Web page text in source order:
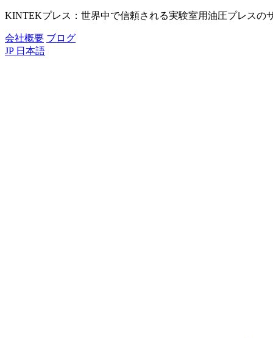
KINTEKプレス：世界中で信頼される実験室用油圧プレスの
会社概要 ブログ
JP 日本語